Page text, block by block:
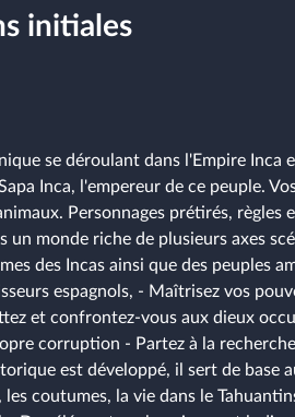
initiales
se déroulant dans l'Empire Inca
Inca, l'empereur de ce peuple.
Personnages prétirés, règles
un monde riche de plusieurs axes
des Incas ainsi que des peuples
espagnols, - Maîtrisez vos
et confrontez-vous aux dieux
corruption - Partez à la
est développé, il sert de base
les coutumes, la vie dans le